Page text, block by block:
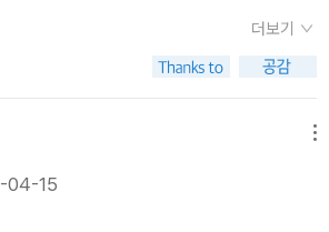
와 거리를 둔 해석의 실천과 현실과의 상호
단하게 말하든 복잡하게 말하든 어려운
에 대해서 어느 정도 알고 있는 사람도 난
고. 그럼에도 이쪽 분야에 관심이 아직은
게 되진 않았다. 이해했다는 말은 못해도
순 있었고. “총 3개의 부와 2009년 6월
풍토가 만들어낼 수 있는 지적 경지이
쓴 바 있지만, Dits et ecrits가 번역된 사
의 차이는 분명하다. 푸코의 텍스트들을
있는 학문적 풍토는 여기서 비롯되는 것이
저자의 '비범성'의 문제만은 아니다. 더구
번역되지 못한 사회에서 어찌 논의가
더보기
04-15